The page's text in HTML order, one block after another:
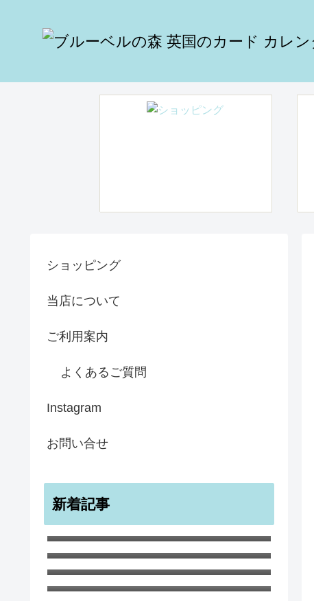
ショッピング
当店について
ご利用案内
よくあるご質問
Instagram
お問い合せ
新着記事
メンフクロウ ラブカード バレン
タイン アニバーサリー
宇宙のような無限のすばらしきかな
幸せ ノートブック A5
ワイルド・チャイルド ポストカー
ド１０枚セット
白ひつじ マグカップ
サマー・ツリー スコットランドの
夏の風景